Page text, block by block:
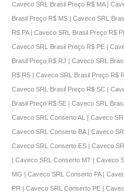
Caveco SRL Brasil Preço R$ MA |
Brasil Preço R$ MS | Caveco SRL
R$ PA | Caveco SRL Brasil Preço R$
Caveco SRL Brasil Preço R$ PE |
Brasil Preço R$ RJ | Caveco SRL
R$ RS | Caveco SRL Brasil Preço R$
Caveco SRL Brasil Preço R$ SC |
Brasil Preço R$ SE | Caveco SRL
Caveco SRL Conserto AL | Caveco
Caveco SRL Conserto BA | Caveco
Caveco SRL Conserto ES | Caveco
| Caveco SRL Conserto MT | Caveco
MG | Caveco SRL Conserto PA |
PR | Caveco SRL Conserto PE |